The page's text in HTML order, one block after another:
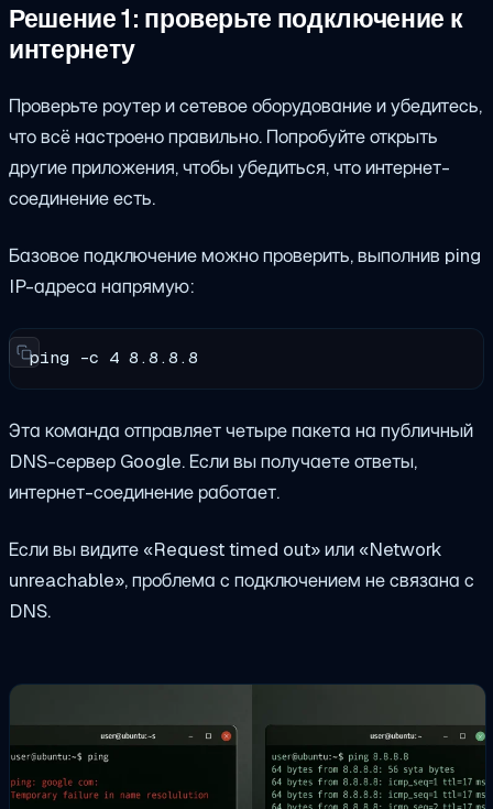
Решение 1: проверьте подключение к
интернету
Проверьте роутер и сетевое оборудование и убедитесь,
что всё настроено правильно. Попробуйте открыть
другие приложения, чтобы убедиться, что интернет-
соединение есть.
Базовое подключение можно проверить, выполнив ping
IP-адреса напрямую:
ping -c 4 8.8.8.8
Эта команда отправляет четыре пакета на публичный
DNS-сервер Google. Если вы получаете ответы,
интернет-соединение работает.
Если вы видите «Request timed out» или «Network
unreachable», проблема с подключением не связана с
DNS.